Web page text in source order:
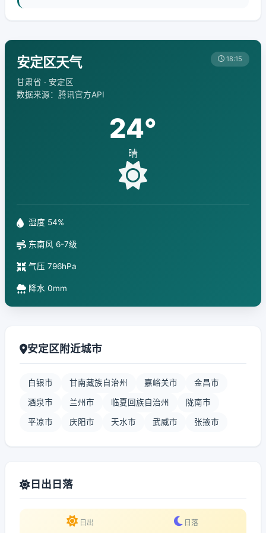
安定区天气
甘肃省 · 安定区
数据来源：腾讯官方API
18:15
24°
晴
湿度 54%
东南风 6-7级
气压 796hPa
降水 0mm
安定区附近城市
白银市 甘南藏族自治州 嘉峪关市 金昌市
酒泉市 兰州市 临夏回族自治州 陇南市
平凉市 庆阳市 天水市 武威市 张掖市
日出日落
日出 日落